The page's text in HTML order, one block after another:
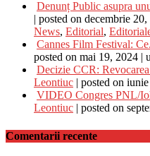
Denunț Public asupra
| posted on decembrie 20,
News, Editorial,
Cannes Film Festival:
posted on mai 19, 2024 |
Decizie CCR:
Leontiuc | posted on
VIDEO Congres PNL/
Leontiuc | posted on
Comentarii recente